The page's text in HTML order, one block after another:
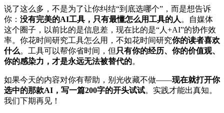
说了这么多，不是为了让你纠结“到底选哪个”，而是想告诉
你： 没有完美的AI工具，只有最懂怎么用工具的人 。自媒体
这个圈子，以前比的是信息差，现在比的是“人+AI”的协作效
率。你花时间研究工具怎么用，不如花时间研究你的读者喜欢
什么。工具可以帮你省时间，但 只有你的经历、你的价值观、
你的感染力，才是永远无法被替代的。
如果今天的内容对你有帮助，别光收藏不做——现在就打开你
选中的那款AI，写一篇200字的开头试试。实践才能出真知。
我们下期再见！